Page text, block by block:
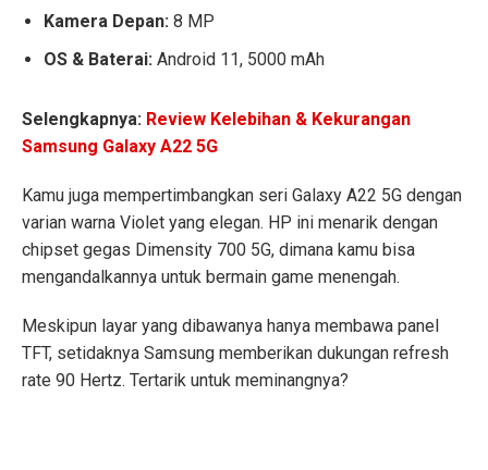
Kamera Depan: 8 MP
OS & Baterai: Android 11, 5000 mAh
Selengkapnya: Review Kelebihan & Kekurangan
Samsung Galaxy A22 5G
Kamu juga mempertimbangkan seri Galaxy A22 5G dengan
varian warna Violet yang elegan. HP ini menarik dengan
chipset gegas Dimensity 700 5G, dimana kamu bisa
mengandalkannya untuk bermain game menengah.
Meskipun layar yang dibawanya hanya membawa panel
TFT, setidaknya Samsung memberikan dukungan refresh
rate 90 Hertz. Tertarik untuk meminangnya?